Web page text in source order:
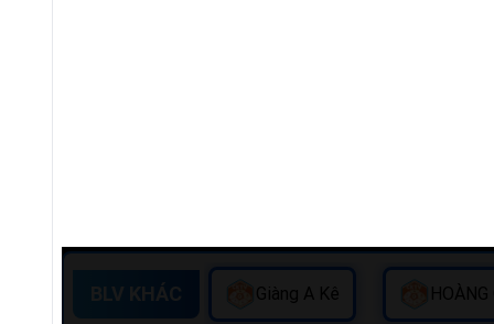
BLV KHÁC Giàng A Kê HOÀNG